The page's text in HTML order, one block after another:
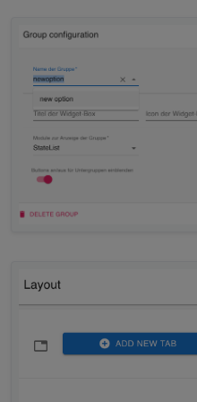
https://github.com/